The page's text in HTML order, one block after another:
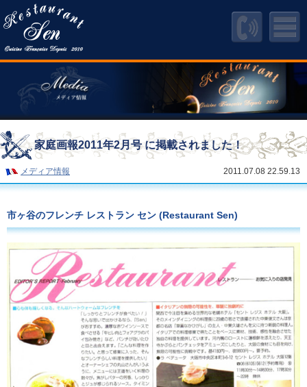
家庭画報2011年2月号 に掲載されました！
メディア情報 2011.07.08 22.59.13
市ヶ谷のフレンチ レストラン セン (Restaurant Sen)